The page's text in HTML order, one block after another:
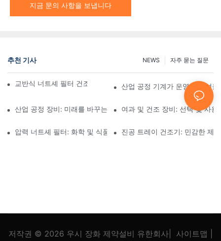
지금 문의 사항을 보냅니다
추천 기사 자주 묻는 질문
NEWS
교반식 너트셰 필터 건조기와 기타 건조 방법 비교산업 공정 기계가 운영 효율성
산업 공정 장비: 미래를 바꾸는 혁신여과 및 건조 장비: 선택 및 사용
압력 너트셰 필터: 화학 및 식품 산업 분야에서의 응용
진공 트레이 건조기: 민감한 제
저작권 © 2026 우시 장화 제약설비 유한회사 사이트맵